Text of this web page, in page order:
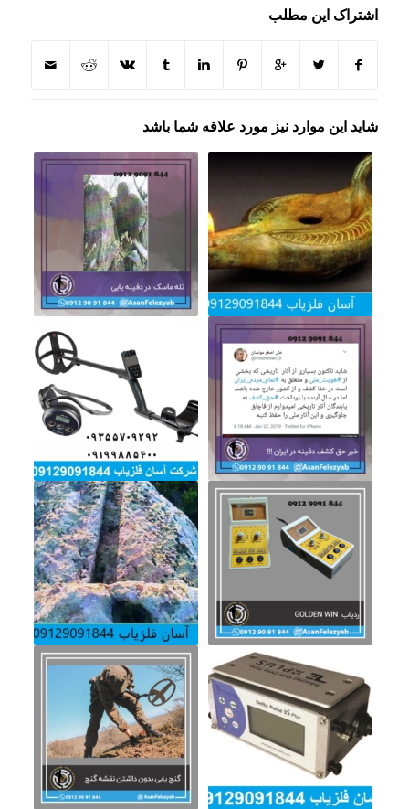
اشتراک این مطلب
شاید این موارد نیز مورد علاقه شما باشد